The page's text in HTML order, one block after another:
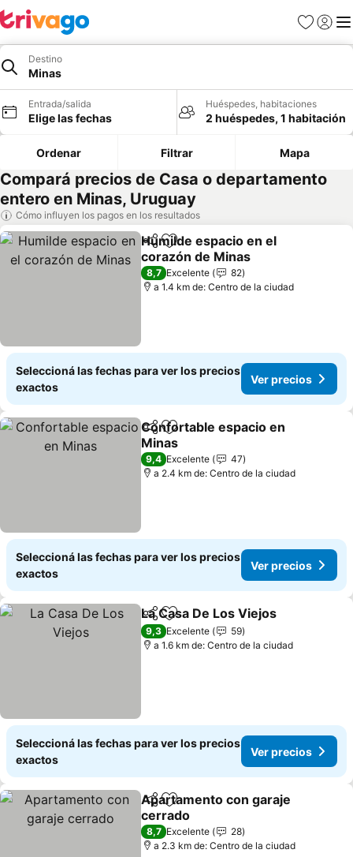
Favoritos
Iniciar
Destino
Minas
Entrada/salida
Elige las fechas
Huéspedes, habitaciones
2 huéspedes, 1 habitación
Ordenar Filtrar Mapa
Compará precios de Casa o departamento
entero en Minas, Uruguay
Cómo influyen los pagos en los resultados
CompartirAñadir a favoritos
Humilde espacio en el
corazón de Minas
8,7 Excelente
82
a 1.4 km de: Centro de la ciudad
Seleccioná las fechas para ver los precios
exactos
Ver precios
CompartirAñadir a favoritos
Confortable espacio en
Minas
9,4 Excelente
47
a 2.4 km de: Centro de la ciudad
Seleccioná las fechas para ver los precios
exactos
Ver precios
CompartirAñadir a favoritos
La Casa De Los Viejos
9,3 Excelente
59
a 1.6 km de: Centro de la ciudad
Seleccioná las fechas para ver los precios
exactos
Ver precios
CompartirAñadir a favoritos
Apartamento con garaje
cerrado
8,7 Excelente
28
a 2.3 km de: Centro de la ciudad